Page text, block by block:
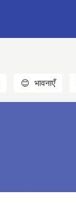
😊 भावनाएँ